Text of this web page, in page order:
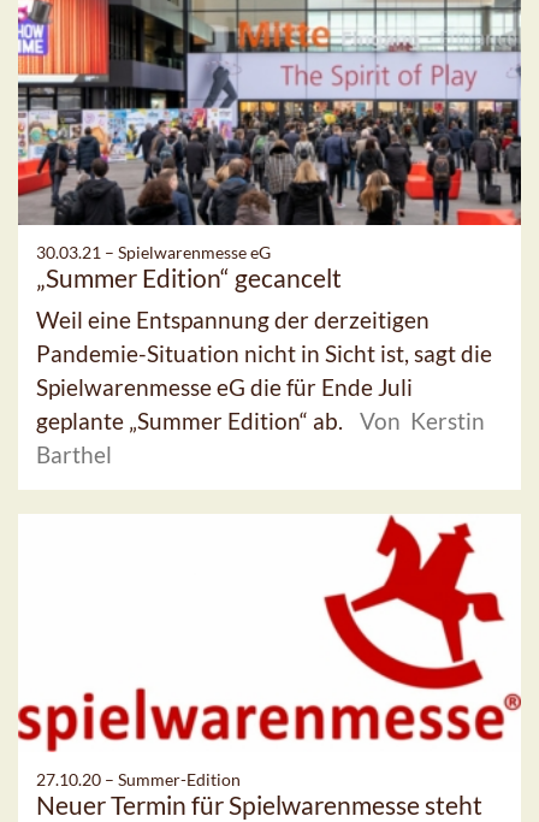
30.03.21 – Spielwarenmesse eG
„Summer Edition“ gecancelt
Weil eine Entspannung der derzeitigen
Pandemie-Situation nicht in Sicht ist, sagt die
Spielwarenmesse eG die für Ende Juli
geplante „Summer Edition“ ab.
Von Kerstin
Barthel
27.10.20 – Summer-Edition
Neuer Termin für Spielwarenmesse steht